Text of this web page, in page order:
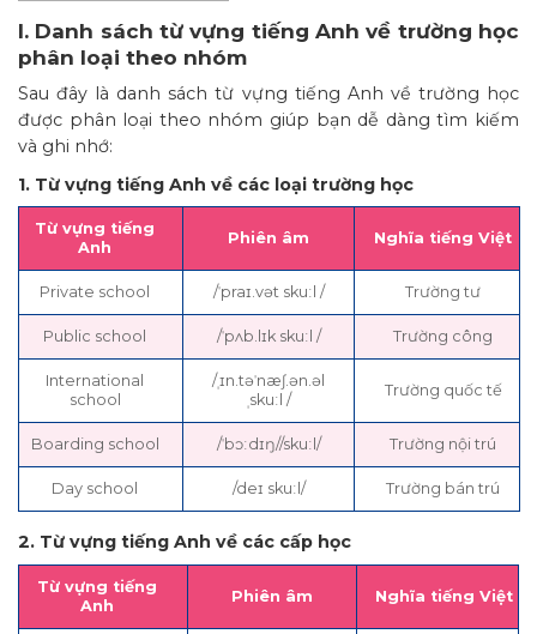
I. Danh sách từ vựng tiếng Anh về trường học
phân loại theo nhóm
Sau đây là danh sách từ vựng tiếng Anh về trường học
được phân loại theo nhóm giúp bạn dễ dàng tìm kiếm
và ghi nhớ:
1. Từ vựng tiếng Anh về các loại trường học
Từ vựng tiếng
Anh
Phiên âm Nghĩa tiếng Việt
Private school /ˈpraɪ.vət skuːl / Trường tư
Public school /ˈpʌb.lɪk skuːl / Trường công
International
school
/ˌɪn.təˈnæʃ.ən.əl
ˌskuːl /
Trường quốc tế
Boarding school /ˈbɔːdɪŋ//skuːl/ Trường nội trú
Day school /deɪ skuːl/ Trường bán trú
2. Từ vựng tiếng Anh về các cấp học
Từ vựng tiếng
Anh
Phiên âm Nghĩa tiếng Việt